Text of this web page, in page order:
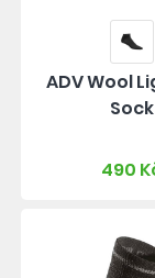
ADV Wool
Sock
490